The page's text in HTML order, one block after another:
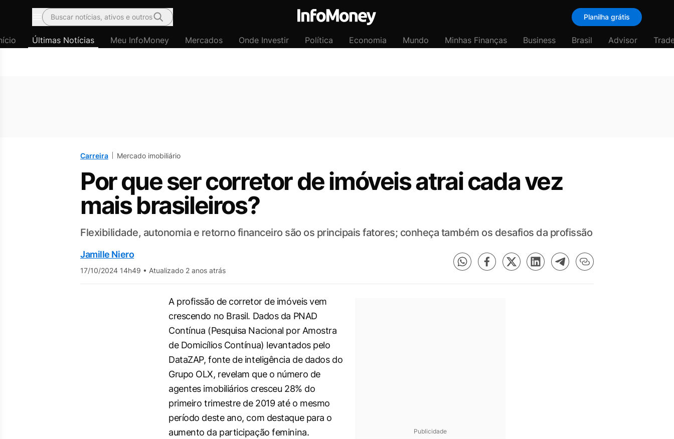
Menu
Buscar notícias, ativos e outros Planilha grátis
Últimas Notícias Meu InfoMoney Mercados Onde Investir Política Economia Mundo Minhas Finanças Business Brasil Advisor
Carreira Mercado imobiliário
Por que ser corretor de imóveis atrai cada vez
mais brasileiros?
Flexibilidade, autonomia e retorno financeiro são os principais fatores; conheça também os desafios da profissão
Jamille Niero
17/10/2024 14h49 • Atualizado 2 anos atrás
Publicidade
A profissão de corretor de imóveis vem
crescendo no Brasil. Dados da PNAD
Contínua (Pesquisa Nacional por Amostra
de Domicílios Contínua) levantados pelo
DataZAP, fonte de inteligência de dados do
Grupo OLX, revelam que o número de
agentes imobiliários cresceu 28% do
primeiro trimestre de 2019 até o mesmo
período deste ano, com destaque para o
aumento da participação feminina.